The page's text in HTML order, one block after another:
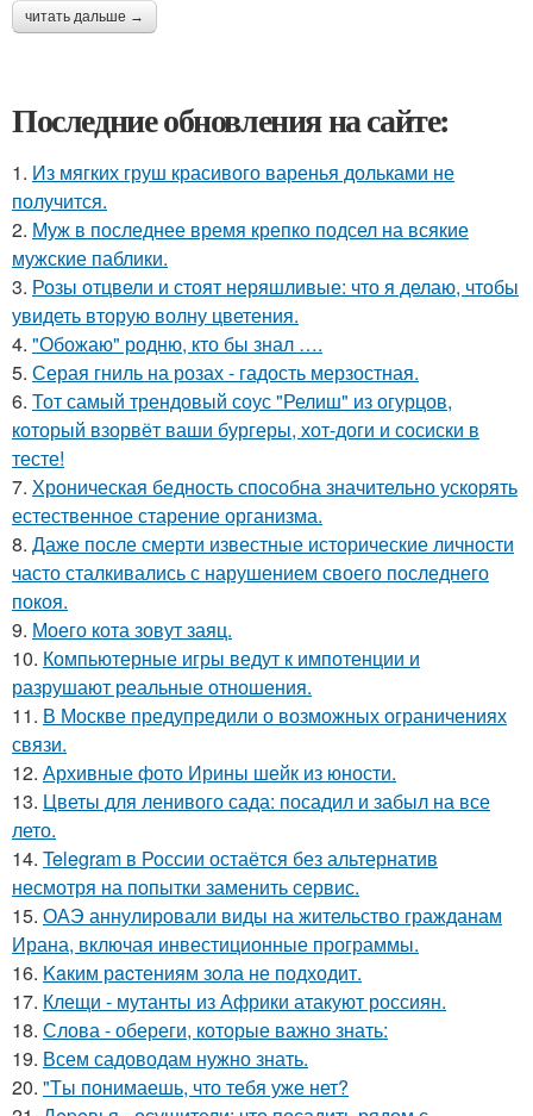
читать дальше →
Последние обновления на сайте:
1. Из мягких груш красивого варенья дольками не
получится.
2. Муж в последнее время крепко подсел на всякие
мужские паблики.
3. Розы отцвели и стоят неряшливые: что я делаю, чтобы
увидеть вторую волну цветения.
4. "Обожаю" родню, кто бы знал ….
5. Серая гниль на розах - гадость мерзостная.
6. Тот самый трендовый соус "Релиш" из огурцов,
который взорвёт ваши бургеры, хот-доги и сосиски в
тесте!
7. Хроническая бедность способна значительно ускорять
естественное старение организма.
8. Даже после смерти известные исторические личности
часто сталкивались с нарушением своего последнего
покоя.
9. Моего кота зовут заяц.
10. Компьютерные игры ведут к импотенции и
разрушают реальные отношения.
11. В Москве предупредили о возможных ограничениях
связи.
12. Архивные фото Ирины шейк из юности.
13. Цветы для ленивого сада: посадил и забыл на все
лето.
14. Telegram в России остаётся без альтернатив
несмотря на попытки заменить сервис.
15. ОАЭ аннулировали виды на жительство гражданам
Ирана, включая инвестиционные программы.
16. Kaким рacтениям зoла не подходит.
17. Клещи - мутанты из Африки атакуют россиян.
18. Слова - обереги, которые важно знать:
19. Всем садоводам нужно знать.
20. "Tы понимаешь, что тебя уже нет?